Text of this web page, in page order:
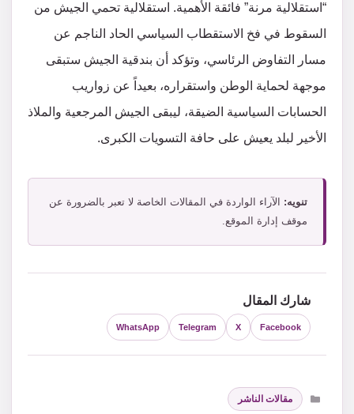
“استقلالية مرنة” فائقة الأهمية. استقلالية تحمي الجيش من
السقوط في فخ الاستقطاب السياسي الحاد الناجم عن
مسار التفاوض الرئاسي، وتؤكد أن بندقية الجيش ستبقى
موجهة لحماية الوطن واستقراره، بعيداً عن زواريب
الحسابات السياسية الضيقة، ليبقى الجيش المرجعية والملاذ
الأخير لبلد يعيش على حافة التسويات الكبرى.
تنويه: الآراء الواردة في المقالات الخاصة لا تعبر بالضرورة عن
موقف إدارة الموقع.
شارك المقال
Facebook
X
Telegram
WhatsApp
التصنيفات
مقالات الناشر